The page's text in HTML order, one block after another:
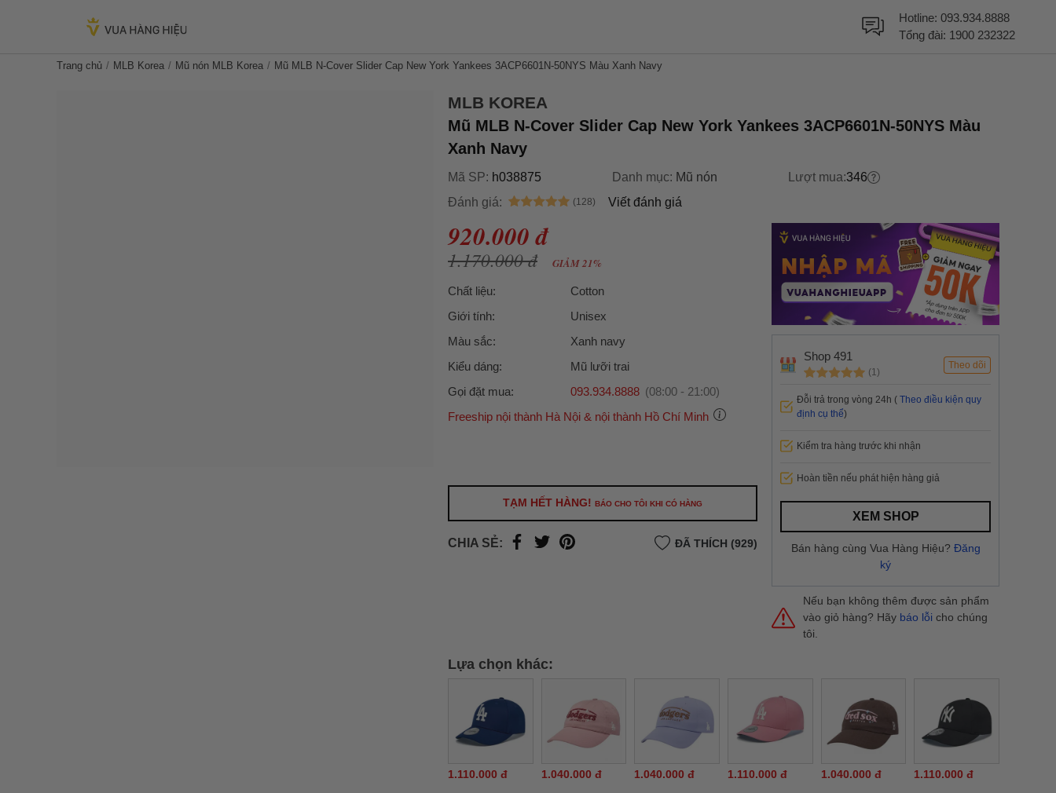
Hotline: 093.934.8888
Tổng đài: 1900 232322
Trang chủ MLB Korea Mũ nón MLB Korea Mũ MLB N-Cover Slider Cap New York Yankees 3ACP6601N-50NYS Màu Xanh Navy
MLB KOREA
Mũ MLB N-Cover Slider Cap New York Yankees 3ACP6601N-50NYS Màu
Xanh Navy
Mã SP: h038875 Danh mục: Mũ nón Lượt mua:346
Đánh giá:
Viết đánh giá
920.000 đ
1.170.000 đ GIẢM 21%
Chất liệu:
Cotton
Giới tính:
Unisex
Màu sắc:
Xanh navy
Kiểu dáng:
Mũ lưỡi trai
Gọi đặt mua:
093.934.8888 (08:00 - 21:00)
Freeship nội thành Hà Nội & nội thành Hồ Chí Minh
Hồ Chí Minh).
thành
Hồ Chí Minh
trong ngày hoặc Đơn hàng giao hỏa tốc theo yêu cầu
TẠM HẾT HÀNG! BÁO CHO TÔI KHI CÓ HÀNG
CHIA SẺ: ĐÃ THÍCH (929)
Lựa chọn khác:
1.110.000 đ 1.040.000 đ 1.040.000 đ 1.110.000 đ 1.040.000 đ 1.110.000 đ
Shop 491
(1)
Theo dõi
Đỗi trả trong vòng 24h ( Theo điều kiện quy
định cụ thể)
Kiểm tra hàng trước khi nhận
Hoàn tiền nếu phát hiện hàng giả
XEM SHOP
Bán hàng cùng Vua Hàng Hiệu? Đăng
ký
Nếu bạn không thêm được sản phẩm
vào giỏ hàng? Hãy báo lỗi cho chúng
tôi.